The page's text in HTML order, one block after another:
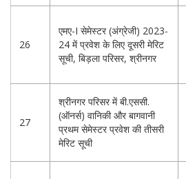
26
एमए-I सेमेस्टर (अंग्रेजी) 2023-
24 में प्रवेश के लिए दूसरी मेरिट
सूची, बिड़ला परिसर, श्रीनगर
27
श्रीनगर परिसर में बी.एससी.
(ऑनर्स) वानिकी और बागवानी
प्रथम सेमेस्टर प्रवेश की तीसरी
मेरिट सूची